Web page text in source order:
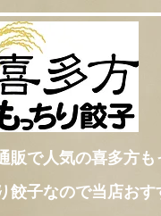
販で人気の喜多方
餃子なので当店おす